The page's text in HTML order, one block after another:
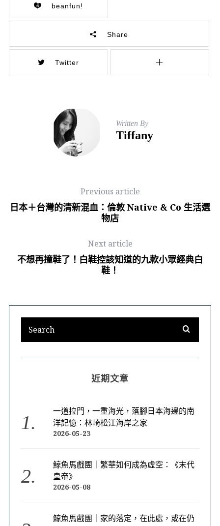
beanfun!
Share
Twitter
Written By
Tiffany
Previous article
日本＋台灣的清新混血：倫敦 Native & Co 生活選
物店
Next article
不想再撞鞋了！白鞋控該知道的九款小眾經典白
鞋！
近期文章
一道拉門，一重海光，落腳日本海邊的南
洋記憶：林崎松江海岸之家
2026-05-23
鯨魚馬戲團｜繁華如何成為虛空：《末代
皇帝》
2026-05-08
鯨魚馬戲團｜家的落定，在此處，或在仍